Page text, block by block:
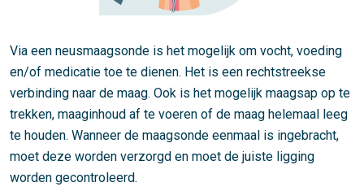
Via een neusmaagsonde is het mogelijk om vocht, voeding
en/of medicatie toe te dienen. Het is een rechtstreekse
verbinding naar de maag. Ook is het mogelijk maagsap op te
trekken, maaginhoud af te voeren of de maag helemaal leeg
te houden. Wanneer de maagsonde eenmaal is ingebracht,
moet deze worden verzorgd en moet de juiste ligging
worden gecontroleerd.